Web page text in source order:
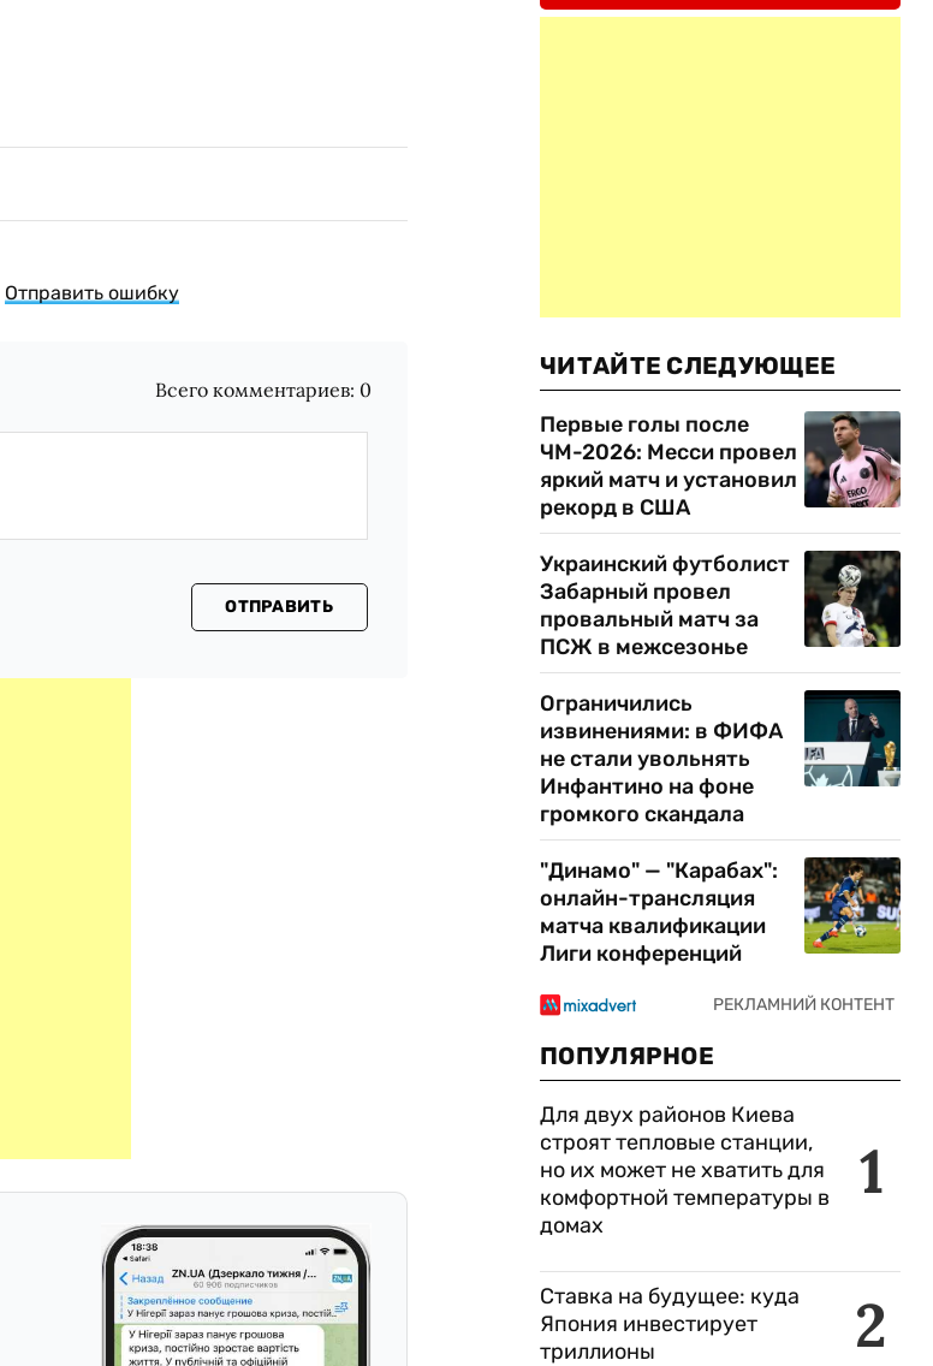
Отправить ошибку
Всего комментариев: 0
ОТПРАВИТЬ
ЧИТАЙТЕ СЛЕДУЮЩЕЕ
Первые голы после
ЧМ-2026: Месси провел
яркий матч и установил
рекорд в США
Украинский футболист
Забарный провел
провальный матч за
ПСЖ в межсезонье
Ограничились
извинениями: в ФИФА
не стали увольнять
Инфантино на фоне
громкого скандала
"Динамо" — "Карабах":
онлайн-трансляция
матча квалификации
Лиги конференций
ПОПУЛЯРНОЕ
1
Для двух районов Киева
строят тепловые станции,
но их может не хватить для
комфортной температуры в
домах
2
Ставка на будущее: куда
Япония инвестирует
триллионы